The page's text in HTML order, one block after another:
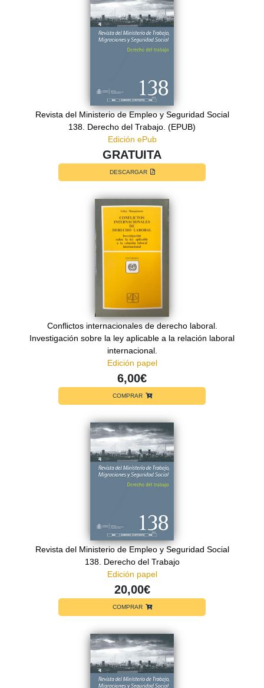
Revista del Ministerio de Empleo y Seguridad Social
138. Derecho del Trabajo. (EPUB)
Edición ePub
GRATUITA
DESCARGAR
Conflictos internacionales de derecho laboral.
Investigación sobre la ley aplicable a la relación laboral
internacional.
Edición papel
6,00€
COMPRAR
Revista del Ministerio de Empleo y Seguridad Social
138. Derecho del Trabajo
Edición papel
20,00€
COMPRAR